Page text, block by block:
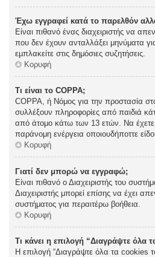
Έχω εγγραφεί κατά το παρελθόν
Είναι πιθανό ένας διαχειριστής να
που δεν έχουν ανταλλάξει μηνύματα
εμπλακείτε στις δημόσιες συζητήσεις.
Κορυφή
Τι είναι το COPPA;
COPPA, ή Νόμος για την προστασία
συλλέξουν πληροφορίες από παιδιά
από άτομο κάτω των 13 ετών. Να έχετε
παράνομη ενέργεια οποιουδήποττε
Κορυφή
Γιατί δεν μπορώ να εγγραφώ;
Είναι πιθανό ο Διαχειριστής του
Διαχειριστής μπορεί επίσης να έχει
συστήματος για περαιτέρω βοήθεια.
Κορυφή
Τι κάνει η επιλογή “Διαγράψτε όλα
Η επιλογή “Διαγράψτε όλα τα cookies